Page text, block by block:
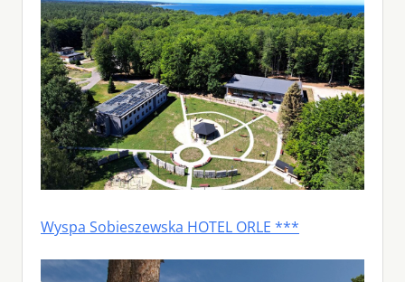
Wyspa Sobieszewska HOTEL ORLE ***